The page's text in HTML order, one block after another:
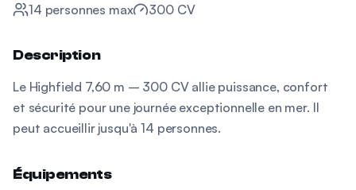
14 personnes max 300 CV
Description
Le Highfield 7,60 m – 300 CV allie puissance, confort
et sécurité pour une journée exceptionnelle en mer. Il
peut accueillir jusqu'à 14 personnes.
Équipements